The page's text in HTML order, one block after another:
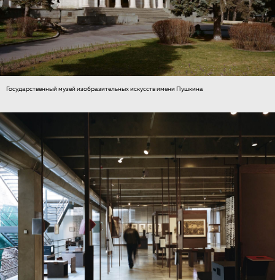
Государственный музей изобразительных искусств имени Пушкина